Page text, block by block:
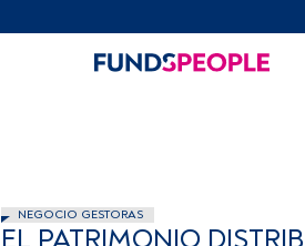
NEGOCIO GESTORAS